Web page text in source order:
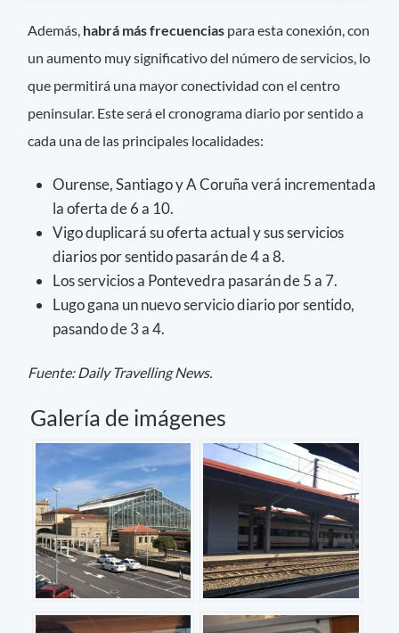
Además, habrá más frecuencias para esta conexión, con
un aumento muy significativo del número de servicios, lo
que permitirá una mayor conectividad con el centro
peninsular. Este será el cronograma diario por sentido a
cada una de las principales localidades:
Ourense, Santiago y A Coruña verá incrementada
la oferta de 6 a 10.
Vigo duplicará su oferta actual y sus servicios
diarios por sentido pasarán de 4 a 8.
Los servicios a Pontevedra pasarán de 5 a 7.
Lugo gana un nuevo servicio diario por sentido,
pasando de 3 a 4.
Fuente: Daily Travelling News.
Galería de imágenes